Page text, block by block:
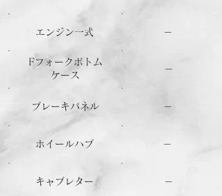
エンジン一式 －
Fフォークボトム
ケース
－
ブレーキパネル －
ホイールハブ －
キャブレター －